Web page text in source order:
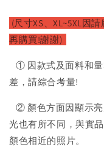
(尺寸XS、XL~5XL因請
再購買!謝謝)
① 因款式及面料和量
差，請綜合考量!
② 顏色方面因顯示
光也有所不同，與實
顏色相近的照片。